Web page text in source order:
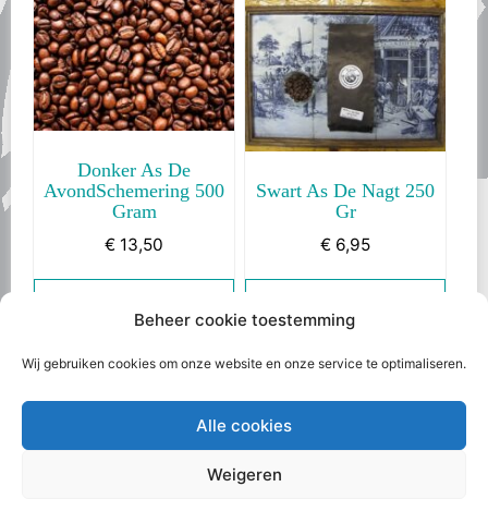
Beheer cookie toestemming
Wij gebruiken cookies om onze website en onze service te optimaliseren.
Alle cookies
Weigeren
Donker As De
AvondSchemering 500
Gram
€ 13,50
Winkelwagen
Swart As De Nagt 250
Gr
€ 6,95
Winkelwagen